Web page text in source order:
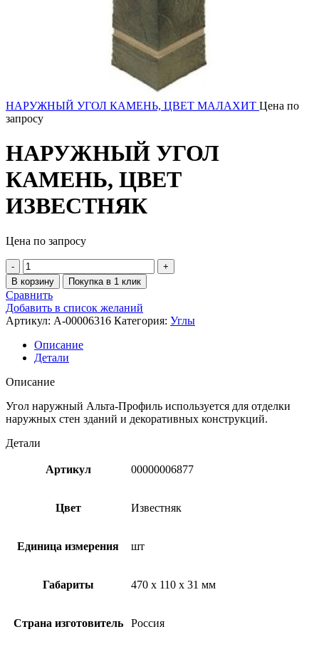
НАРУЖНЫЙ УГОЛ КАМЕНЬ, ЦВЕТ МАЛАХИТ Цена по
запросу
НАРУЖНЫЙ УГОЛ
КАМЕНЬ, ЦВЕТ
ИЗВЕСТНЯК
Цена по запросу
В корзину Покупка в 1 клик
Сравнить
Добавить в список желаний
Артикул: A-00006316 Категория: Углы
Описание
Детали
Описание
Угол наружный Альта-Профиль используется для отделки
наружных стен зданий и декоративных конструкций.
Детали
Артикул 00000006877
Цвет Известняк
Единица измерения шт
Габариты 470 x 110 x 31 мм
Страна изготовитель Россия